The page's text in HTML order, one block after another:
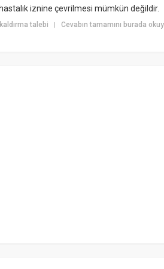
iznine çevrilmesi mümkün değildir.
talebi | Cevabın tamamını burada